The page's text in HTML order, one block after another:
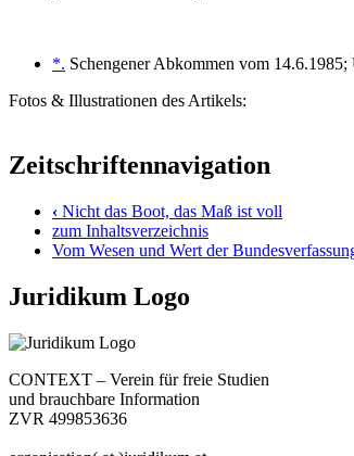
*. Schengener Abkommen vom
Fotos & Illustrationen des Artikels:
Zeitschriftennavigation
‹ Nicht das Boot, das Maß ist voll
zum Inhaltsverzeichnis
Vom Wesen und Wert der
Juridikum Logo
CONTEXT – Verein für freie Studien
und brauchbare Information
ZVR 499853636